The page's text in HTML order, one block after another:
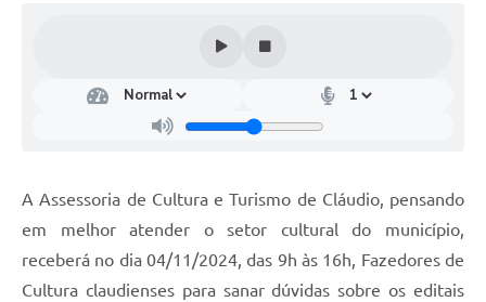
A Assessoria de Cultura e Turismo de Cláudio, pensando
em melhor atender o setor cultural do município,
receberá no dia 04/11/2024, das 9h às 16h, Fazedores de
Cultura claudienses para sanar dúvidas sobre os editais